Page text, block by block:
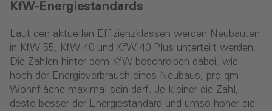
KfW-Energiestandards
Laut den aktuellen Effizienzklassen werden Neubauten
in KfW 55, KfW 40 und KfW 40 Plus unterteilt werden.
Die Zahlen hinter dem KfW beschreiben dabei, wie
hoch der Energieverbrauch eines Neubaus, pro qm
Wohnfläche maximal sein darf. Je kleiner die Zahl,
desto besser der Energiestandard und umso höher die